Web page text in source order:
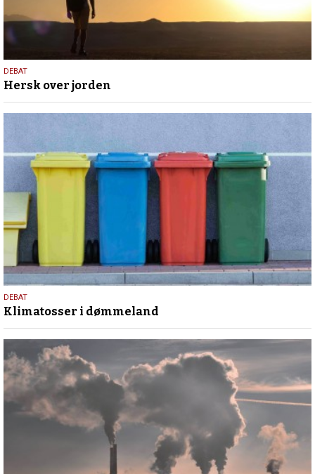
12.
september
2024
DEBAT
Hersk over jorden
28.
september
2023
DEBAT
Klimatosser i dømmeland